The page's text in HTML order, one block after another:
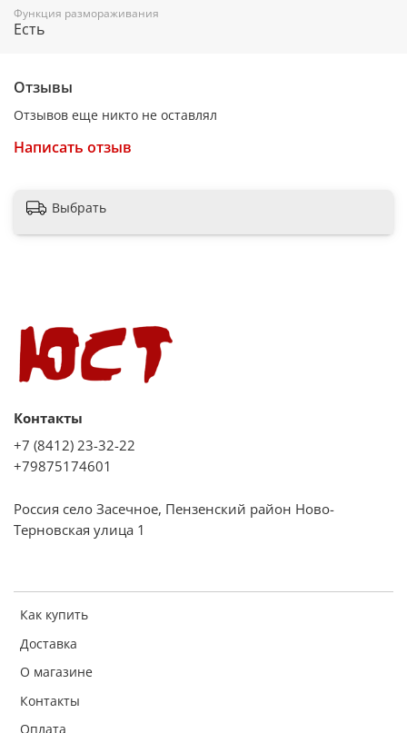
Функция размораживания
Есть
Отзывы
Отзывов еще никто не оставлял
Написать отзыв
Выбрать
Как купить
Доставка
О магазине
Контакты
Оплата
Контакты
+7 (8412) 23-32-22
+79875174601
Россия село Засечное, Пензенский район Ново-
Терновская улица 1